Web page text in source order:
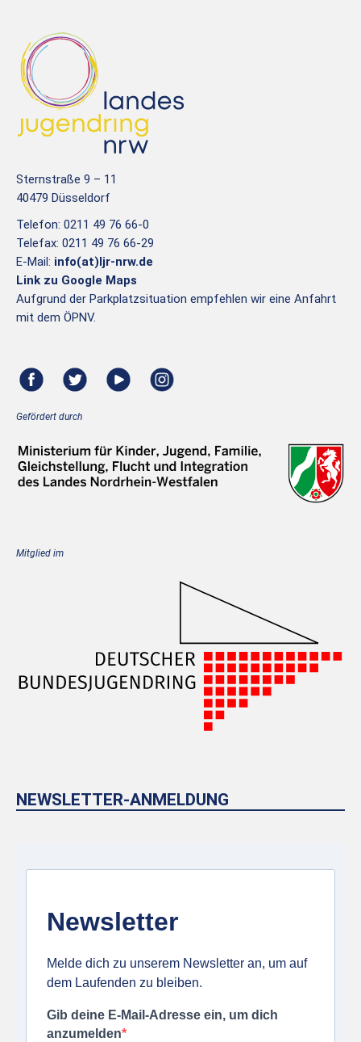
Sternstraße 9 – 11
40479 Düsseldorf
Telefon: 0211 49 76 66-0
Telefax: 0211 49 76 66-29
E-Mail: info(at)ljr-nrw.de
Link zu Google Maps
Aufgrund der Parkplatzsituation empfehlen wir eine Anfahrt
mit dem ÖPNV.
Gefördert durch
Mitglied im
NEWSLETTER-ANMELDUNG
Newsletter
Melde dich zu unserem Newsletter an, um auf
dem Laufenden zu bleiben.
Gib deine E-Mail-Adresse ein, um dich
anzumelden